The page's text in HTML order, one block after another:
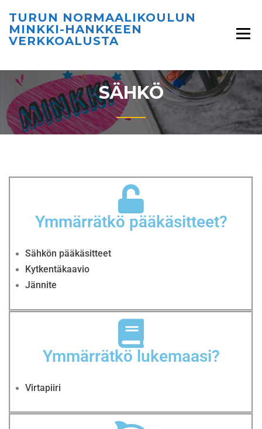
TURUN NORMAALIKOULUN
MINKKI-HANKKEEN
VERKKOALUSTA
SÄHKÖ
Ymmärrätkö pääkäsitteet?
Sähkön pääkäsitteet
Kytkentäkaavio
Jännite
Ymmärrätkö lukemaasi?
Virtapiiri